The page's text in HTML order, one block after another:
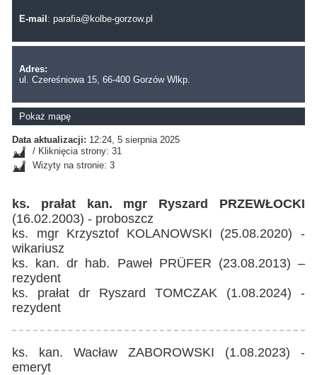
E-mail:parafia@kolbe-gorzow.pl
Adres:
ul. Czereśniowa 15, 66-400 Gorzów Wlkp.
Pokaż mapę
Data aktualizacji: 12:24, 5 sierpnia 2025
/ Kliknięcia strony: 31
Wizyty na stronie: 3
ks. prałat kan. mgr Ryszard PRZEWŁOCKI
(16.02.2003) - proboszcz
ks. mgr Krzysztof KOLANOWSKI (25.08.2020) -
wikariusz
ks. kan. dr hab. Paweł PRÜFER (23.08.2013) –
rezydent
ks. prałat dr Ryszard TOMCZAK (1.08.2024) -
rezydent
ks. kan. Wacław ZABOROWSKI (1.08.2023) -
emeryt